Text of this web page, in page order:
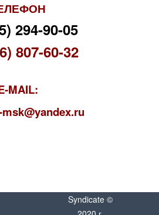
294-90-05
807-60-32
MAIL:
Syndicate ©